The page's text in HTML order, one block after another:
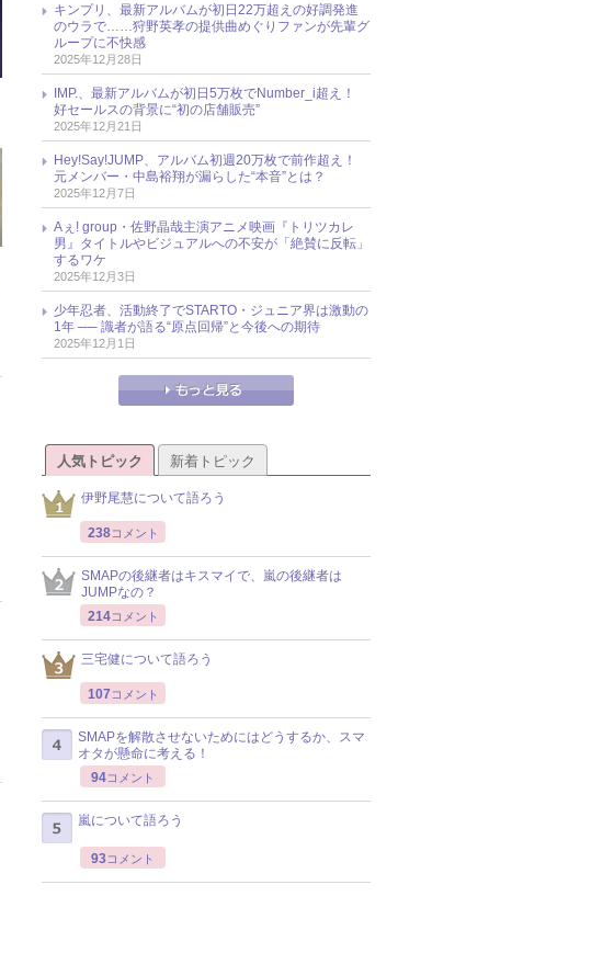
キンプリ、最新アルバムが初日22万超えの好調発進
のウラで……狩野英孝の提供曲めぐりファンが先輩グ
ループに不快感
2025年12月28日
IMP.、最新アルバムが初日5万枚でNumber_i超え！
好セールスの背景に“初の店舗販売”
2025年12月21日
Hey!Say!JUMP、アルバム初週20万枚で前作超え！
元メンバー・中島裕翔が漏らした“本音”とは？
2025年12月7日
Aぇ! group・佐野晶哉主演アニメ映画『トリツカレ
男』タイトルやビジュアルへの不安が「絶賛に反転」
するワケ
2025年12月3日
少年忍者、活動終了でSTARTO・ジュニア界は激動の
1年 ── 識者が語る“原点回帰”と今後への期待
2025年12月1日
人気トピック 新着トピック
伊野尾慧について語ろう
238コメント
SMAPの後継者はキスマイで、嵐の後継者は
JUMPなの？
214コメント
三宅健について語ろう
107 コメント
SMAPを解散させないためにはどうするか、スマ
オタが懸命に考える！
94コメント
嵐について語ろう
93コメント